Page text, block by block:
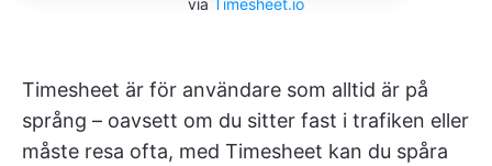
Timesheet är för användare som alltid är på
språng – oavsett om du sitter fast i trafiken eller
måste resa ofta, med Timesheet kan du spåra